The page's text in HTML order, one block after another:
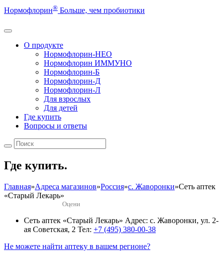
Нормофлорин® Больше, чем пробиотики
О продукте
Нормофлорин-НЕО
Нормофлорин ИММУНО
Нормофлорин-Б
Нормофлорин-Д
Нормофлорин-Л
Для взрослых
Для детей
Где купить
Вопросы и ответы
Где купить.
Главная»Адреса магазинов»Россия»с. Жаворонки»Сеть аптек
«Старый Лекарь»
Оцени
Сеть аптек «Старый Лекарь» Адрес: с. Жаворонки, ул. 2-
ая Советская, 2 Тел: +7 (495) 380-00-38
Не можете найти аптеку в вашем регионе?